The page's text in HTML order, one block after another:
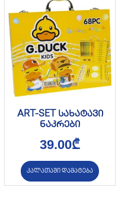
ART-SET სახატავი
ნაკრები
39.00₾
კალათაში დამატება